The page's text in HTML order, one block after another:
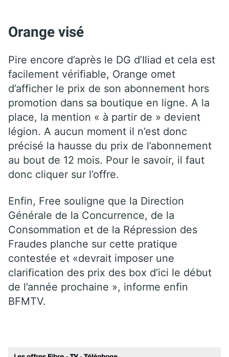
Orange visé
Pire encore d’après le DG d’Iliad et cela est
facilement vérifiable, Orange omet
d’afficher le prix de son abonnement hors
promotion dans sa boutique en ligne. A la
place, la mention « à partir de » devient
légion. A aucun moment il n’est donc
précisé la hausse du prix de l’abonnement
au bout de 12 mois. Pour le savoir, il faut
donc cliquer sur l’offre.
Enfin, Free souligne que la Direction
Générale de la Concurrence, de la
Consommation et de la Répression des
Fraudes planche sur cette pratique
contestée et «devrait imposer une
clarification des prix des box d’ici le début
de l’année prochaine », informe enfin
BFMTV.